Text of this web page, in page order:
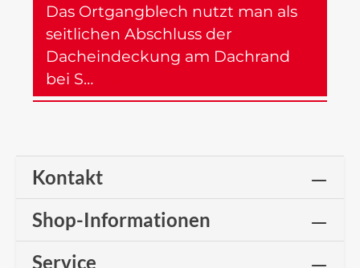
Das Ortgangblech nutzt man als
seitlichen Abschluss der
Dacheindeckung am Dachrand
bei S…
Kontakt
Shop-Informationen
Service